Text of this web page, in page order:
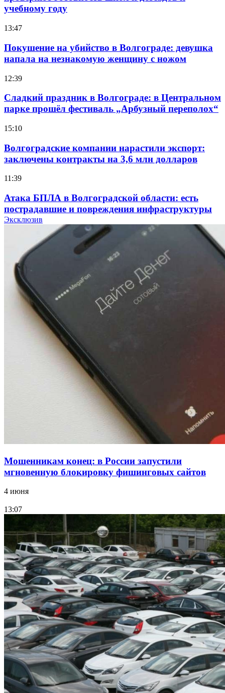
учебному году
13:47
Покушение на убийство в Волгограде: девушка
напала на незнакомую женщину с ножом
12:39
Сладкий праздник в Волгограде: в Центральном
парке прошёл фестиваль „Арбузный переполох“
15:10
Волгоградские компании нарастили экспорт:
заключены контракты на 3,6 млн долларов
11:39
Атака БПЛА в Волгоградской области: есть
пострадавшие и повреждения инфраструктуры
Волгоградские вузы в топе зарплатного
рейтинга: ВолгГТУ и ВолгГМУ вошли в топ‑15
для химической отрасли и фармацевтики
18:39
В Красноармейском районе Волгограда стартует
конкурс на ремонт моста через Волго‑Донской
судоходный канал
Фестиваль #ТриЧетыре в Волгограде пройдёт
11–13 сентября в рамках Года единства народов
Эксклюзив
Мошенникам конец: в России запустили
мгновенную блокировку фишинговых сайтов
4 июня
13:07